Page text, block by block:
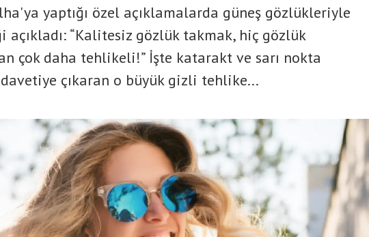
yaptığı özel açıklamalarda güneş gözlükleriyle
“Kalitesiz gözlük takmak, hiç gözlük
çok daha tehlikeli!” İşte katarakt ve sarı nokta
davetiye çıkaran o büyük gizli tehlike...